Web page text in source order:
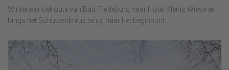
Winterwandelroute van Bad Fredeburg naar Hotel Kleins Wiese en
langs het Schützenkreuz terug naar het beginpunt.